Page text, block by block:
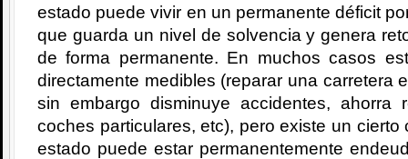
estado puede vivir en un permanente déficit
que guarda un nivel de solvencia y genera
de forma permanente. En muchos casos
directamente medibles (reparar una carretera
sin embargo disminuye accidentes, ahorra
coches particulares, etc), pero existe un
estado puede estar permanentemente